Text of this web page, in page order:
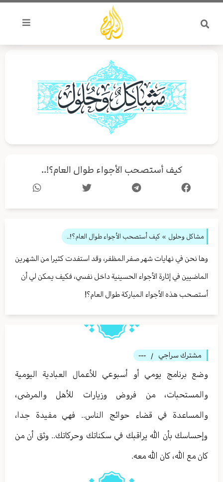
تخطي
المحتوى
كيف أستصحب الأجواء طوال العام؟!..
مشاكل وحلول » كيف أستصحب الأجواء طوال العام؟!..
وها نحن في نهايات شهر صفر المظفر، وقد استفدت كثيرا من الشهرين
الماضيين في إثارة الأجواء الحسينية داخل نفسي، فكيف يمكن لي أن
أستصحب هذه الأجواء المباركة طوال العام؟!
مشترك سراجي /
---
وضع برنامج يومي أو أسبوعي للأعمال العبادية اليومية
والمستحبات، من فروض وزيارات للأهل والمرضى،
والمساعدة في قضاء حوائج الناس.. فهي مفيدة جدا،
وإحساسك بأن الله يراقبك في سكناتك وحركاتك.. وثق أن من
كان مع الله، كان الله معه.